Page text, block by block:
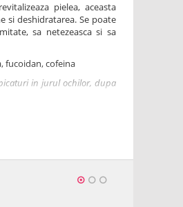
pielea, aceasta
si deshidratarea. Se poate
sa netezeasca si sa
fucoidan, cofeina
in jurul ochilor, dupa
se lasa sa actioneze 5-10
Glycol, Tocopheryl
Ascophyllum Nodosum